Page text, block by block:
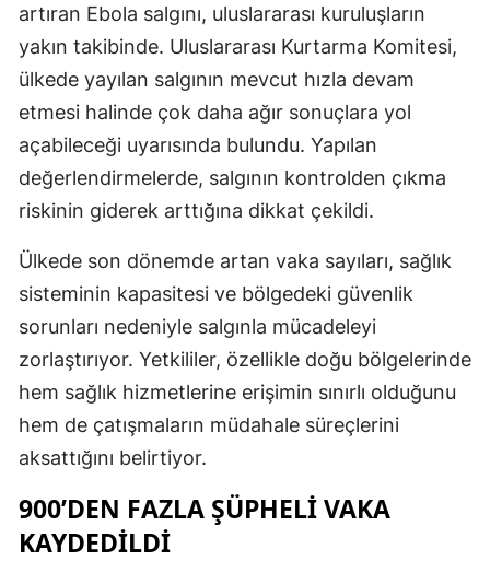
artıran Ebola salgını, uluslararası kuruluşların
yakın takibinde. Uluslararası Kurtarma Komitesi,
ülkede yayılan salgının mevcut hızla devam
etmesi halinde çok daha ağır sonuçlara yol
açabileceği uyarısında bulundu. Yapılan
değerlendirmelerde, salgının kontrolden çıkma
riskinin giderek arttığına dikkat çekildi.
Ülkede son dönemde artan vaka sayıları, sağlık
sisteminin kapasitesi ve bölgedeki güvenlik
sorunları nedeniyle salgınla mücadeleyi
zorlaştırıyor. Yetkililer, özellikle doğu bölgelerinde
hem sağlık hizmetlerine erişimin sınırlı olduğunu
hem de çatışmaların müdahale süreçlerini
aksattığını belirtiyor.
900’DEN FAZLA ŞÜPHELI VAKA
KAYDEDILDI